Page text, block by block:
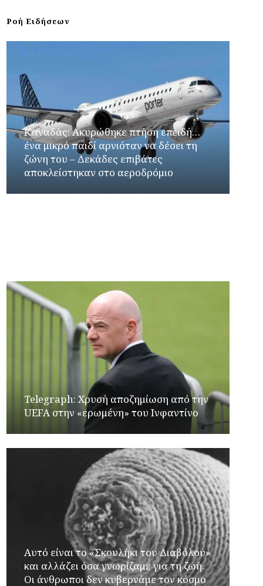
Ροή Ειδήσεων
Καναδάς: Ακυρώθηκε πτήση επειδή…
ένα μικρό παιδί αρνιόταν να δέσει τη
ζώνη του – Δεκάδες επιβάτες
αποκλείστηκαν στο αεροδρόμιο
Telegraph: Χρυσή αποζημίωση από την
UEFA στην «ερωμένη» του Ινφαντίνο
Αυτό είναι το «Σκουλήκι του Διαβόλου»
και αλλάζει όσα γνωρίζαμε για τη ζωή.
Οι άνθρωποι δεν κυβερνάμε τον κόσμο